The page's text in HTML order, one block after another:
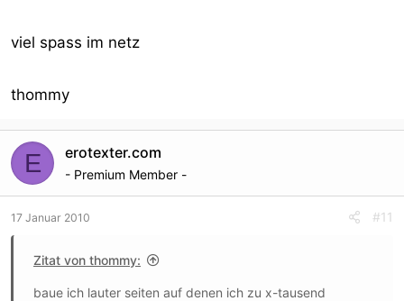
viel spass im netz
thommy
E erotexter.com
- Premium Member -
17 Januar 2010 #11
Zitat von thommy:
baue ich lauter seiten auf denen ich zu x-tausend